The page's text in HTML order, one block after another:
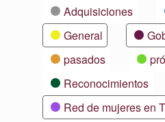
Adquisiciones
General
pasados
Reconocimientos
Red de mujeres en